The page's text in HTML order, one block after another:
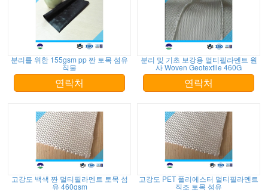
분리를 위한 155gsm pp 짠 토목 섬유
직물
연락처
분리 및 기초 보강용 멀티필라멘트 원
사 Woven Geotextile 460G
연락처
고강도 백색 짠 멀티필라멘트 토목 섬
유 460gsm
고강도 PET 폴리에스터 멀티필라멘트
직조 토목 섬유